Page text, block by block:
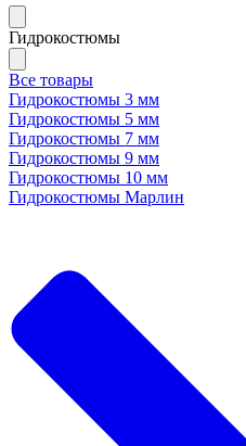
Гидрокостюмы
Все товары
Гидрокостюмы 3 мм
Гидрокостюмы 5 мм
Гидрокостюмы 7 мм
Гидрокостюмы 9 мм
Гидрокостюмы 10 мм
Гидрокостюмы Марлин